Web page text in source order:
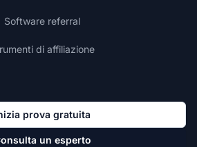
Software referral
di affiliazione
prova gratuita
un esperto